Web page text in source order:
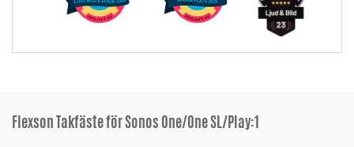
Flexson Takfäste för Sonos One/One SL/Play:1